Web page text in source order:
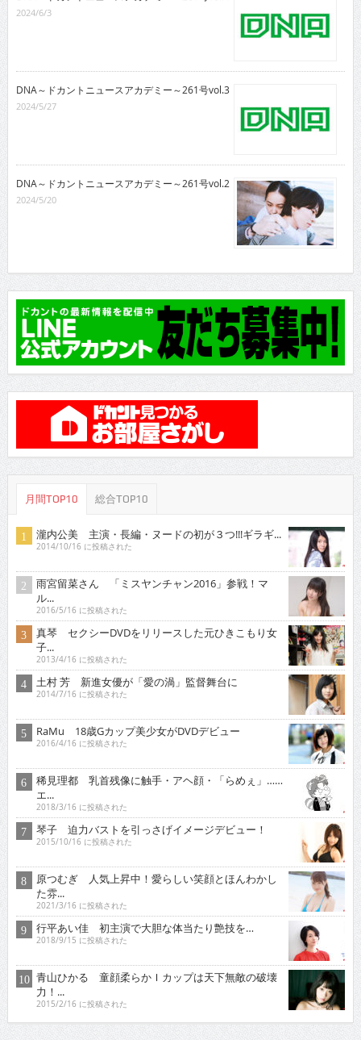
2024/6/3
DNA～ドカントニュースアカデミー～261号vol.3
2024/5/27
DNA～ドカントニュースアカデミー～261号vol.2
2024/5/20
月間TOP10 総合TOP10
瀧内公美 主演・長編・ヌードの初が３つ!!!ギラギ...
2014/10/16 に投稿された
雨宮留菜さん 「ミスヤンチャン2016」参戦！マ
ル...
2016/5/16 に投稿された
真琴 セクシーDVDをリリースした元ひきこもり女
子...
2013/4/16 に投稿された
土村 芳 新進女優が「愛の渦」監督舞台に
2014/7/16 に投稿された
RaMu 18歳Gカップ美少女がDVDデビュー
2016/4/16 に投稿された
稀見理都 乳首残像に触手・アヘ顔・「らめぇ」……
エ...
2018/3/16 に投稿された
琴子 迫力バストを引っさげイメージデビュー！
2015/10/16 に投稿された
原つむぎ 人気上昇中！愛らしい笑顔とほんわかし
た雰...
2021/3/16 に投稿された
行平あい佳 初主演で大胆な体当たり艶技を…
2018/9/15 に投稿された
青山ひかる 童顔柔らかＩカップは天下無敵の破壊
力！...
2015/2/16 に投稿された